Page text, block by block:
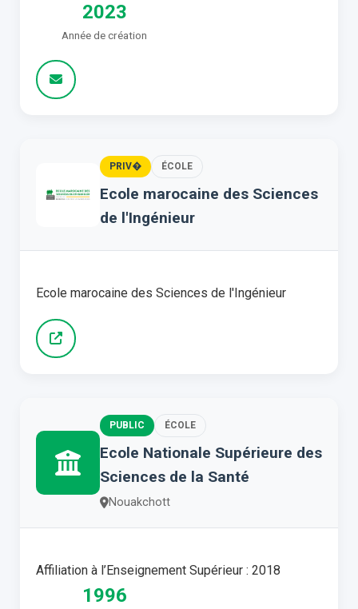
2023
Année de création
PRIV� ÉCOLE
Ecole marocaine des Sciences
de l'Ingénieur
Ecole marocaine des Sciences de l'Ingénieur
PUBLIC ÉCOLE
Ecole Nationale Supérieure des
Sciences de la Santé
Nouakchott
Affiliation à l’Enseignement Supérieur : 2018
1996